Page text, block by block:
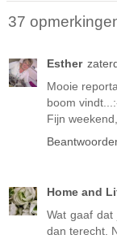
37
Esther
Mooie
boom
Fijn
Home and
Wat gaaf
dan terecht.